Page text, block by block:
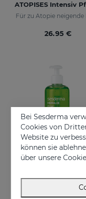
Für zu Atopie neigende
26.95 €
HIDRALOE Aloe
Bei Sesderma
Cookies von
Website zu
können sie
über unsere